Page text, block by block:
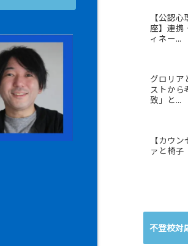
【公認
座】連携
ィネー...
グロリア
ストから
致」と...
【カウ
ァと椅子
不登校対